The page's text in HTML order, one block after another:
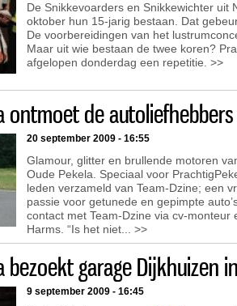
De Snikkevoarders en Snikkewichter uit
oktober hun 15-jarig bestaan. Dat
De voorbereidingen van het
Maar uit wie bestaan de twee koren?
afgelopen donderdag een repetitie. >>
ontmoet de autoliefhebbers
20 september 2009 - 16:55
Glamour, glitter en brullende motoren
Oude Pekela. Speciaal voor
leden verzameld van Team-Dzine; een
passie voor getunede en gepimpte
contact met Team-Dzine via cv-monteur
Harms. “Is het niet... >>
bezoekt garage Dijkhuizen
9 september 2009 - 16:45